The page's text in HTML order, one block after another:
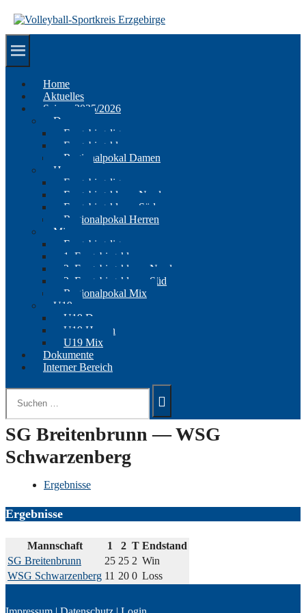
zum
Inhalt
Home
Aktuelles
Saison 2025/2026
Damen
Erzgebirgsliga
Erzgebirgsklasse
Regionalpokal Damen
Herren
Erzgebirgsliga
Erzgebirgsklasse Nord
Erzgebirgsklasse Süd
Regionalpokal Herren
Mix
Erzgebirgsliga
1. Erzgebirgsklasse
2. Erzgebirgsklasse Nord
2. Erzgebirgsklasse Süd
Regionalpokal Mix
U19
U19 Damen
U19 Herren
U19 Mix
Dokumente
Interner Bereich
Suchen
nach:
SG Breitenbrunn — WSG
Schwarzenberg
Ergebnisse
Ergebnisse
Mannschaft 1 2 T Endstand
SG Breitenbrunn
25 25 2 Win
WSG Schwarzenberg 11 20 0 Loss